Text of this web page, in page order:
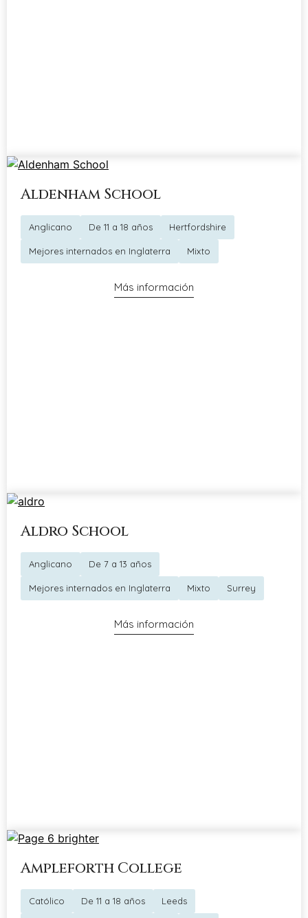
Aldenham School
Anglicano De 11 a 18 años Hertfordshire
Mejores internados en Inglaterra Mixto
Más información
Aldro School
Anglicano De 7 a 13 años
Mejores internados en Inglaterra Mixto Surrey
Más información
Ampleforth College
Católico De 11 a 18 años Leeds